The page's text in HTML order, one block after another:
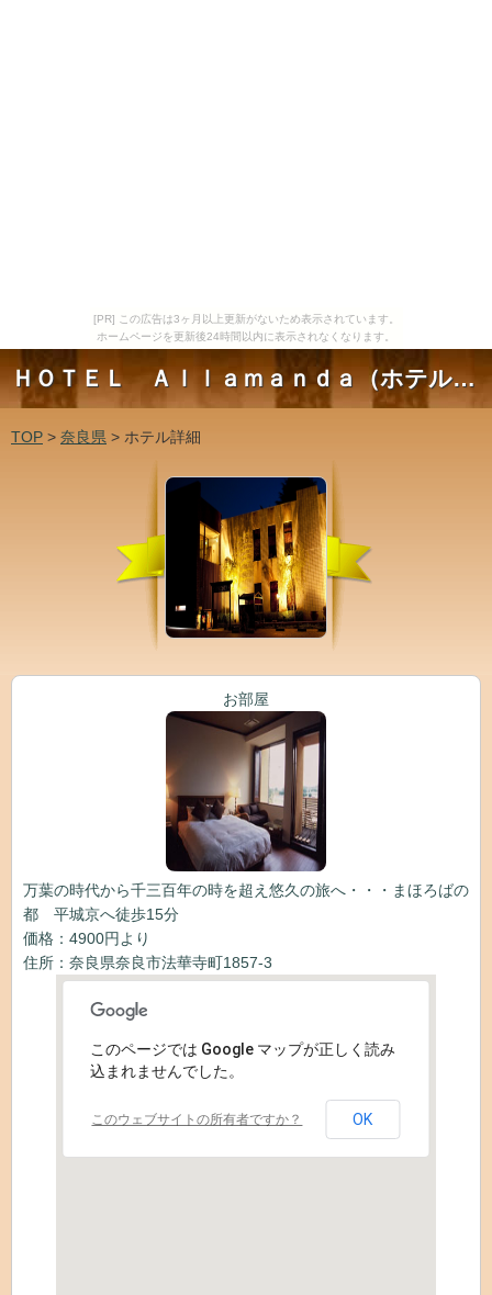
[PR] この広告は3ヶ月以上更新がないため表示されています。
ホームページを更新後24時間以内に表示されなくなります。
ＨＯＴＥＬ Ａｌｌａｍａｎｄａ（ホテル アラマンダ）
TOP > 奈良県 > ホテル詳細
お部屋
万葉の時代から千三百年の時を超え悠久の旅へ・・・まほろばの
都 平城京へ徒歩15分
価格：4900円より
住所：奈良県奈良市法華寺町1857-3
このページでは Google マップが正しく読み
込まれませんでした。
このウェブサイトの所有者ですか？ OK